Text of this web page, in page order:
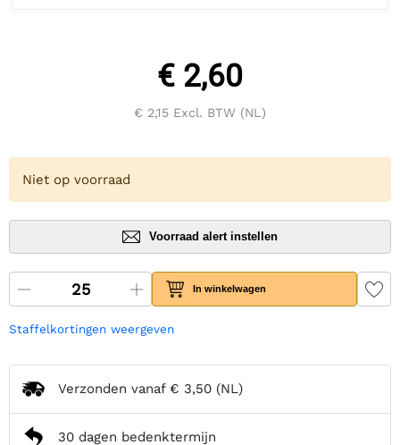
€ 2,60
€ 2,15 Excl. BTW (NL)
Niet op voorraad
Voorraad alert instellen
In winkelwagen
Staffelkortingen weergeven
Verzonden vanaf € 3,50 (NL)
30 dagen bedenktermijn